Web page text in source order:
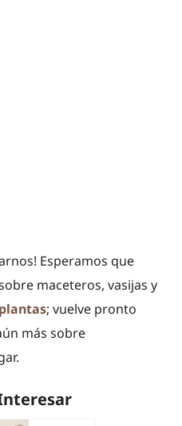
Esperamos que
maceteros, vasijas y
; vuelve pronto
más sobre